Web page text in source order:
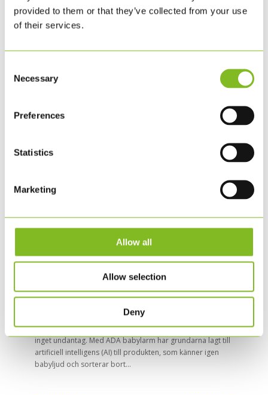
provided to them or that they’ve collected from your use
of their services.
Selection
Necessary
Preferences
Statistics
Marketing
Allow all
Allow selection
Deny
nr 100 inleddes en storslagen skattjakt där fans bjöds in
för att hitta trollet som har fått...
ADA: Ett intelligent babyalarm
avCatherine|maj 22, 2023|Cases
ADA: Ett intelligent babyalarm Digitala produkter
utvecklas och förbättras hela tiden och babyvakter är
inget undantag. Med ADA babylarm har grundarna lagt till
artificiell intelligens (AI) till produkten, som känner igen
babyljud och sorterar bort...